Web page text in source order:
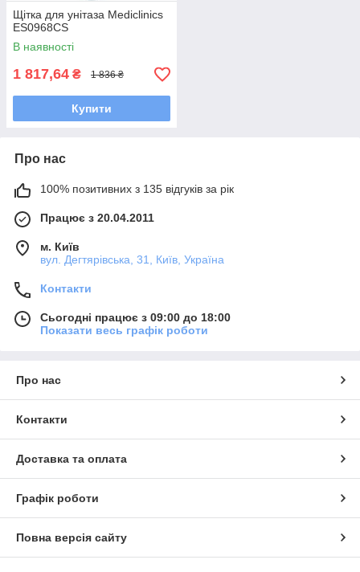
Щітка для унітаза Mediclinics
ES0968CS
В наявності
1 817,64 ₴ 1 836 ₴
Купити
Про нас
100% позитивних з 135 відгуків за рік
Працює з 20.04.2011
м. Київ
вул. Дегтярівська, 31, Київ, Україна
Контакти
Сьогодні працює з 09:00 до 18:00
Показати весь графік роботи
Про нас
Контакти
Доставка та оплата
Графік роботи
Повна версія сайту